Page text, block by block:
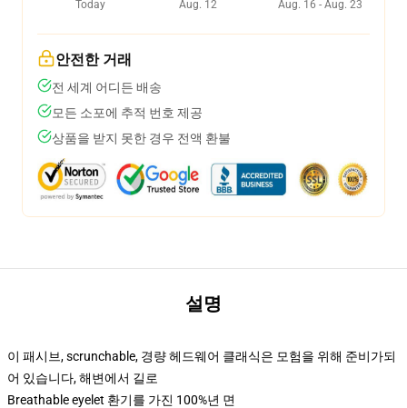
Today
Aug. 12
Aug. 16 - Aug. 23
안전한 거래
전 세계 어디든 배송
모든 소포에 추적 번호 제공
상품을 받지 못한 경우 전액 환불
설명
이 패시브, scrunchable, 경량 헤드웨어 클래식은 모험을 위해 준비가되
어 있습니다, 해변에서 길로
Breathable eyelet 환기를 가진 100%년 면